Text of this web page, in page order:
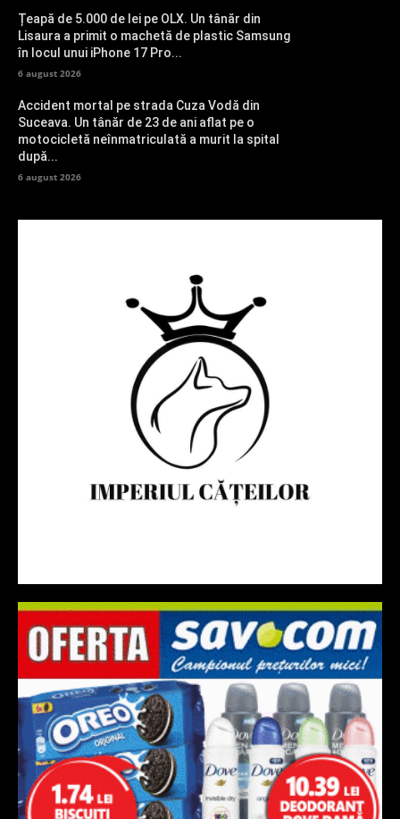
Țeapă de 5.000 de lei pe OLX. Un tânăr din
Lisaura a primit o machetă de plastic Samsung
în locul unui iPhone 17 Pro...
6 august 2026
Accident mortal pe strada Cuza Vodă din
Suceava. Un tânăr de 23 de ani aflat pe o
motocicletă neînmatriculată a murit la spital
după...
6 august 2026